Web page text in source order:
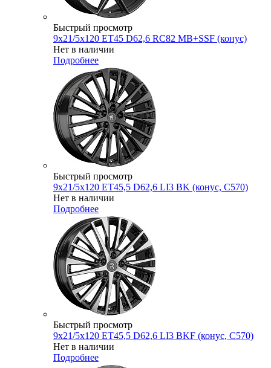
Быстрый просмотр
9x21/5x120 ET45 D62,6 RC82 MB+SSF (конус)
Нет в наличии
Подробнее
Быстрый просмотр
9x21/5x120 ET45,5 D62,6 LI3 BK (конус, C570)
Нет в наличии
Подробнее
Быстрый просмотр
9x21/5x120 ET45,5 D62,6 LI3 BKF (конус, C570)
Нет в наличии
Подробнее